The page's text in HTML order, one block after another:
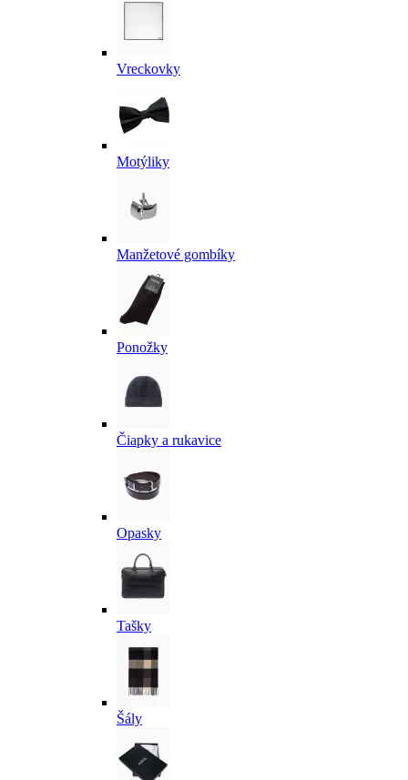
Vreckovky
Motýliky
Manžetové gombíky
Ponožky
Čiapky a rukavice
Opasky
Tašky
Šály